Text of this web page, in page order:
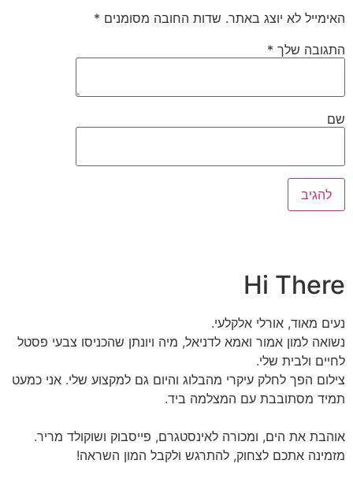
האימייל לא יוצג באתר. שדות החובה מסומנים *
התגובה שלך *
שם
Hi There
נעים מאוד, אורלי אלקלעי.
נשואה למון אמור ואמא לדניאל, מיה ויונתן שהכניסו צבעי פסטל
לחיים ולבית שלי.
צילום הפך לחלק עיקרי מהבלוג והיום גם למקצוע שלי. אני כמעט
תמיד מסתובבת עם המצלמה ביד.
אוהבת את הים, ומכורה לאינסטגרם, פייסבוק ושוקולד מריר.
מזמינה אתכם לצחוק, להתרגש ולקבל המון השראה!